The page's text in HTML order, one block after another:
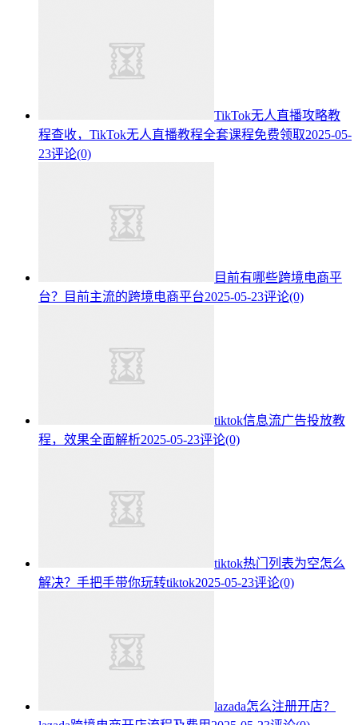
TikTok无人直播攻略教
程查收，TikTok无人直播教程全套课程免费领取2025-05-
23评论(0)
目前有哪些跨境电商平
台？目前主流的跨境电商平台2025-05-23评论(0)
tiktok信息流广告投放教
程，效果全面解析2025-05-23评论(0)
tiktok热门列表为空怎么
解决？手把手带你玩转tiktok2025-05-23评论(0)
lazada怎么注册开店？